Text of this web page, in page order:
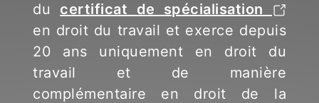
du certificat de spécialisation
en droit du travail et exerce depuis
20 ans uniquement en droit du
travail et de manière
complémentaire en droit de la